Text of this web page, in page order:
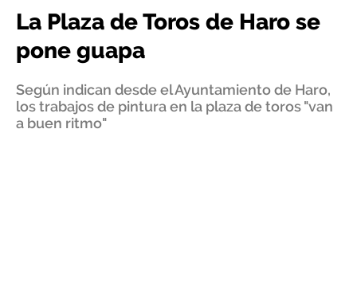
La Plaza de Toros de Haro se
pone guapa
Según indican desde el Ayuntamiento de Haro,
los trabajos de pintura en la plaza de toros "van
a buen ritmo"